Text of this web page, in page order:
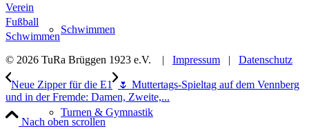
Schwimmen
Turnen & Gymnastik
Verein
Fußball
Schwimmen
© 2026 TuRa Brüggen 1923 e.V. | Impressum | Datenschutz
Neue Zipper für die E1
🌷 Muttertags-Spieltag auf dem Vennberg
und in der Fremde: Damen, Zweite,...
Nach oben scrollen